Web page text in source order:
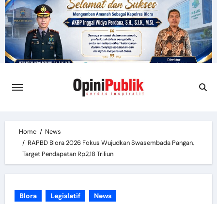
Skip
to
content
Home
News
RAPBD Blora 2026 Fokus Wujudkan Swasembada Pangan,
Target Pendapatan Rp2,18 Triliun
Blora Legislatif News